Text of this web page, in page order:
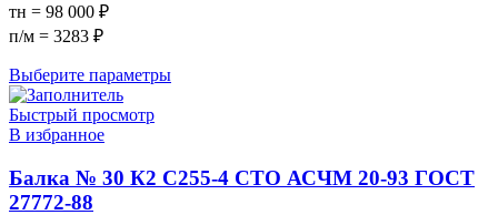
тн = 98 000 ₽
п/м = 3283 ₽
Выберите параметры
Быстрый просмотр
В избранное
Балка № 30 К2 С255-4 СТО АСЧМ 20-93 ГОСТ
27772-88